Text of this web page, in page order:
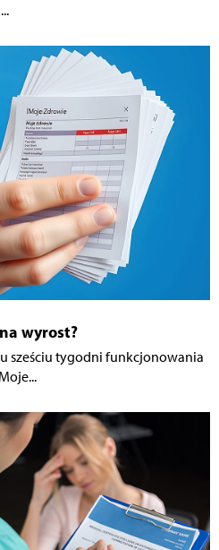
wyrost?
sześciu tygodni funkcjonowania